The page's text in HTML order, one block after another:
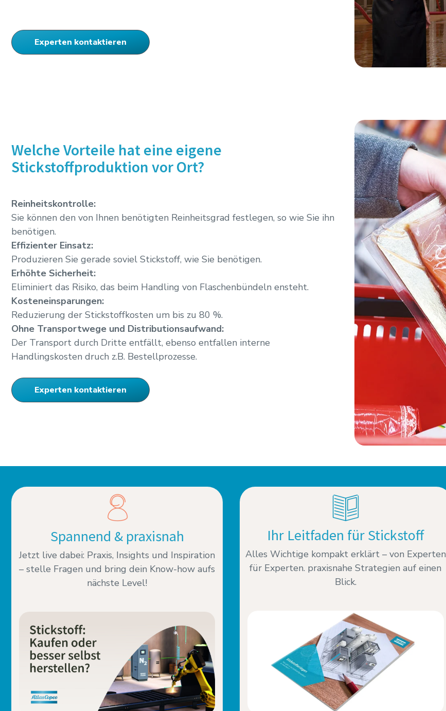
Experten kontaktieren
Welche Vorteile hat eine eigene
Stickstoffproduktion vor Ort?
Reinheitskontrolle:
Sie können den von Ihnen benötigten Reinheitsgrad festlegen, so wie Sie ihn
benötigen.
Effizienter Einsatz:
Produzieren Sie gerade soviel Stickstoff, wie Sie benötigen.
Erhöhte Sicherheit:
Eliminiert das Risiko, das beim Handling von Flaschenbündeln ensteht.
Kosteneinsparungen:
Reduzierung der Stickstoffkosten um bis zu 80 %.
Ohne Transportwege und Distributionsaufwand:
Der Transport durch Dritte entfällt, ebenso entfallen interne
Handlingskosten druch z.B. Bestellprozesse.
Experten kontaktieren
Spannend & praxisnah
Jetzt live dabei: Praxis, Insights und Inspiration
– stelle Fragen und bring dein Know-how aufs
nächste Level!
Ihr Leitfaden für Stickstoff
Alles Wichtige kompakt erklärt – von Experten
für Experten. praxisnahe Strategien auf einen
Blick.